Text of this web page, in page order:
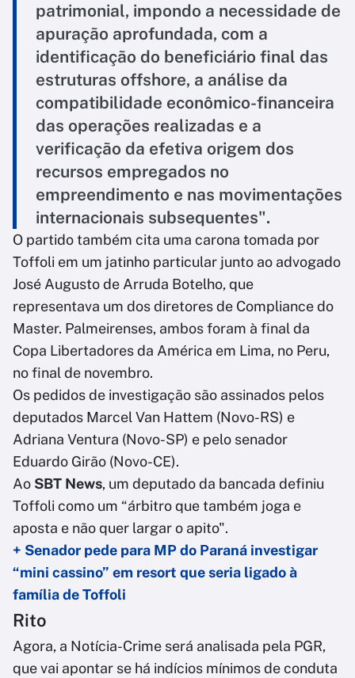
patrimonial, impondo a necessidade de
apuração aprofundada, com a
identificação do beneficiário final das
estruturas offshore, a análise da
compatibilidade econômico-financeira
das operações realizadas e a
verificação da efetiva origem dos
recursos empregados no
empreendimento e nas movimentações
internacionais subsequentes".
O partido também cita uma carona tomada por
Toffoli em um jatinho particular junto ao advogado
José Augusto de Arruda Botelho, que
representava um dos diretores de Compliance do
Master. Palmeirenses, ambos foram à final da
Copa Libertadores da América em Lima, no Peru,
no final de novembro.
Os pedidos de investigação são assinados pelos
deputados Marcel Van Hattem (Novo-RS) e
Adriana Ventura (Novo-SP) e pelo senador
Eduardo Girão (Novo-CE).
Ao SBT News, um deputado da bancada definiu
Toffoli como um “árbitro que também joga e
aposta e não quer largar o apito".
+ Senador pede para MP do Paraná investigar
“mini cassino” em resort que seria ligado à
família de Toffoli
Rito
Agora, a Notícia-Crime será analisada pela PGR,
que vai apontar se há indícios mínimos de conduta